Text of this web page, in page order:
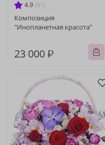
4.9 (61)
Композиция
"Инопланетная красота"
23 000 ₽